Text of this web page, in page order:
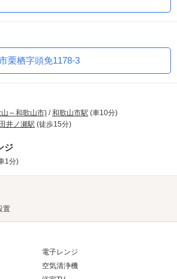
栗栖字頭免1178-3
～和歌山市) /和歌山市駅 (車10分)
田井ノ瀬駅 (徒歩15分)
ジ
1分)
置
電子レンジ
空気清浄機